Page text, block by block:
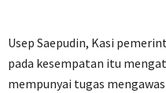
Usep Saepudin, Kasi
pada kesempatan itu
mempunyai tugas